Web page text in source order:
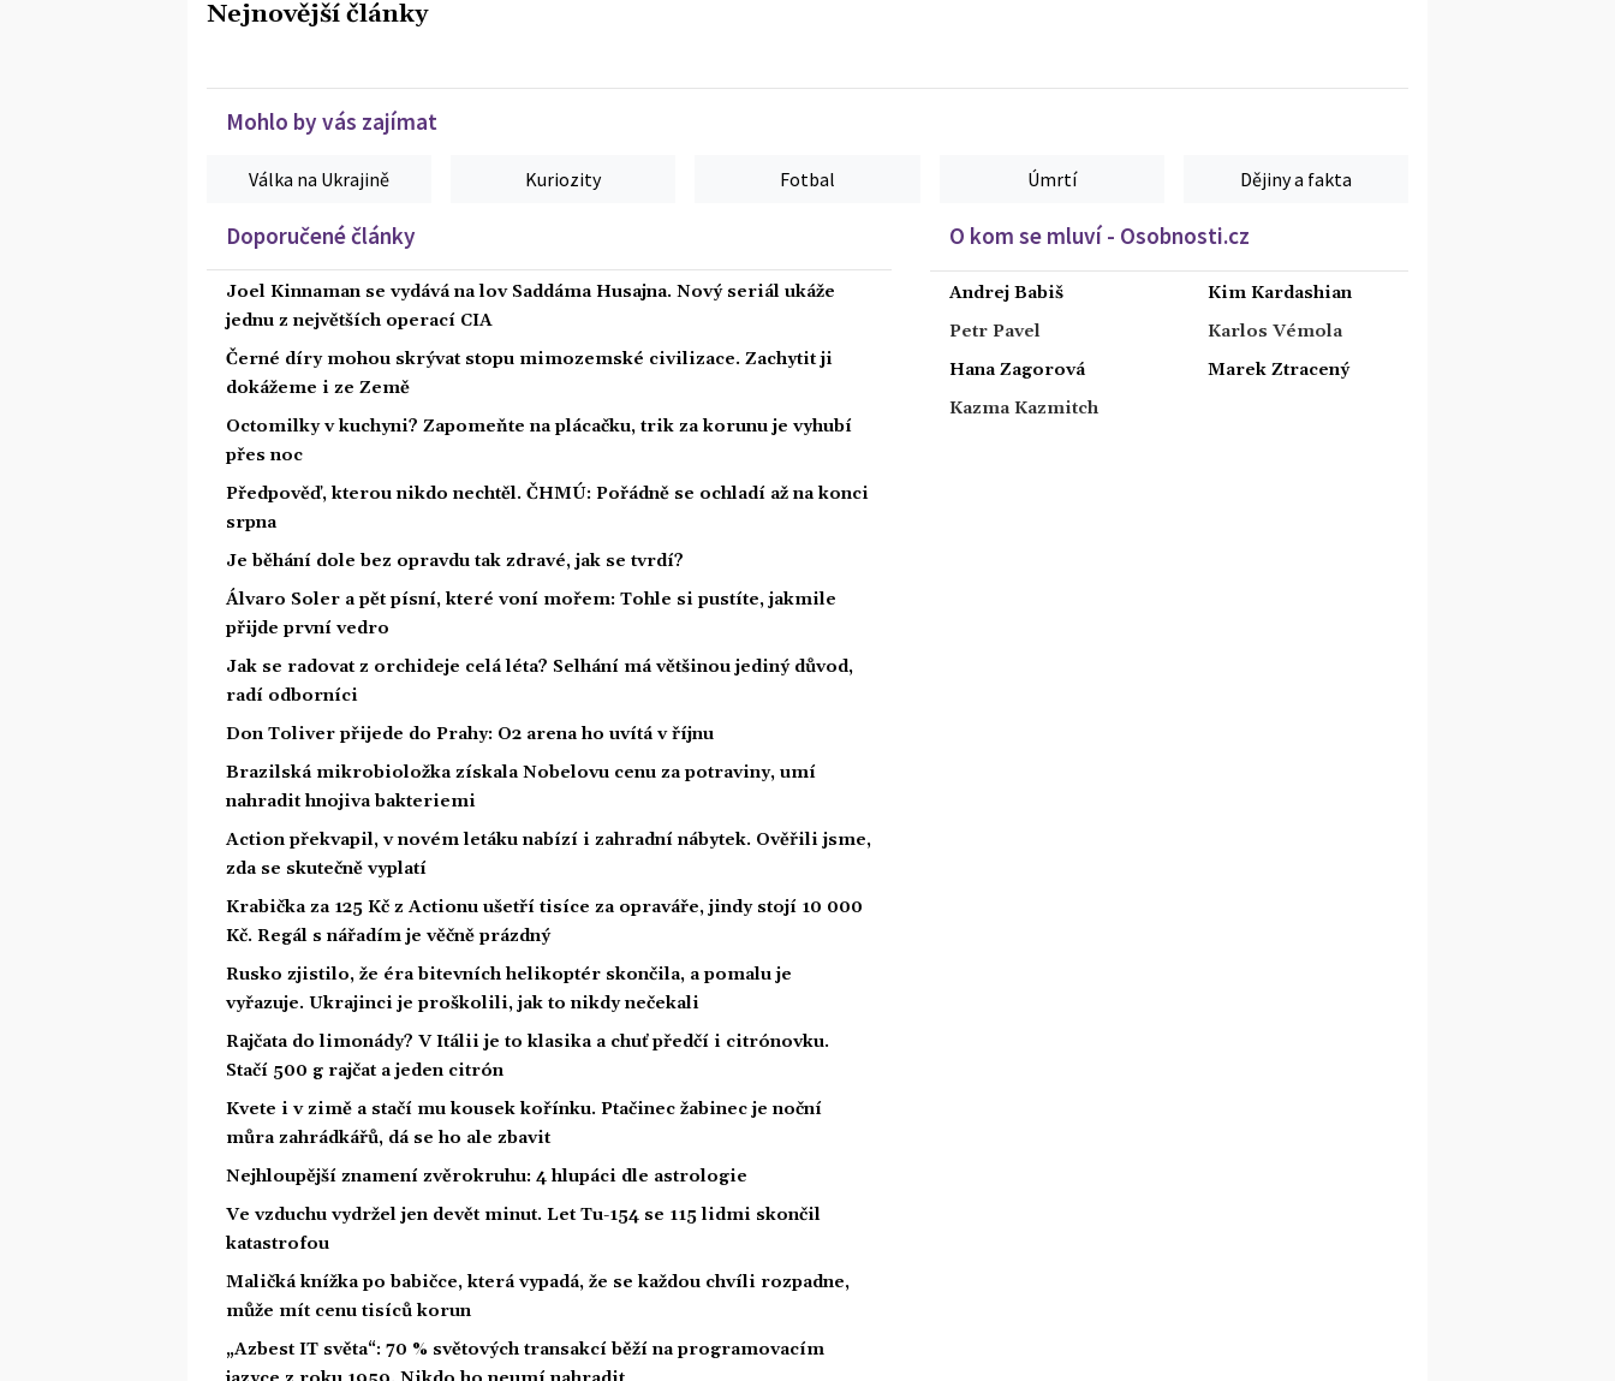
Nejnovější články
Mohlo by vás zajímat
Válka na Ukrajině Kuriozity Fotbal Úmrtí Dějiny a fakta
Doporučené články
Joel Kinnaman se vydává na lov Saddáma Husajna. Nový seriál ukáže
jednu z největších operací CIA
Černé díry mohou skrývat stopu mimozemské civilizace. Zachytit ji
dokážeme i ze Země
Octomilky v kuchyni? Zapomeňte na plácačku, trik za korunu je vyhubí
přes noc
Předpověď, kterou nikdo nechtěl. ČHMÚ: Pořádně se ochladí až na konci
srpna
Je běhání dole bez opravdu tak zdravé, jak se tvrdí?
Álvaro Soler a pět písní, které voní mořem: Tohle si pustíte, jakmile
přijde první vedro
Jak se radovat z orchideje celá léta? Selhání má většinou jediný důvod,
radí odborníci
Don Toliver přijede do Prahy: O2 arena ho uvítá v říjnu
Brazilská mikrobioložka získala Nobelovu cenu za potraviny, umí
nahradit hnojiva bakteriemi
Action překvapil, v novém letáku nabízí i zahradní nábytek. Ověřili jsme,
zda se skutečně vyplatí
Krabička za 125 Kč z Actionu ušetří tisíce za opraváře, jindy stojí 10 000
Kč. Regál s nářadím je věčně prázdný
Rusko zjistilo, že éra bitevních helikoptér skončila, a pomalu je
vyřazuje. Ukrajinci je proškolili, jak to nikdy nečekali
Rajčata do limonády? V Itálii je to klasika a chuť předčí i citrónovku.
Stačí 500 g rajčat a jeden citrón
Kvete i v zimě a stačí mu kousek kořínku. Ptačinec žabinec je noční
můra zahrádkářů, dá se ho ale zbavit
Nejhloupější znamení zvěrokruhu: 4 hlupáci dle astrologie
Ve vzduchu vydržel jen devět minut. Let Tu-154 se 115 lidmi skončil
katastrofou
Maličká knížka po babičce, která vypadá, že se každou chvíli rozpadne,
může mít cenu tisíců korun
„Azbest IT světa“: 70 % světových transakcí běží na programovacím
O kom se mluví - Osobnosti.cz
Andrej Babiš
Petr Pavel
Hana Zagorová
Kazma Kazmitch
Kim Kardashian
Karlos Vémola
Marek Ztracený